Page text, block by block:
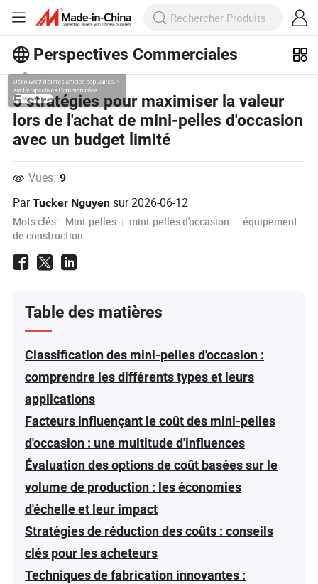
Perspectives Commerciales
Découvrez d'autres articles populaires
sur Perspectives Commerciales !
Voir Plus
5 stratégies pour maximiser la valeur
lors de l'achat de mini-pelles d'occasion
avec un budget limité
Vues: 9
ParTucker Nguyen sur2026-06-12
Mots clés: Mini-pelles mini-pelles d'occasion
équipement
de construction
Table des matières
Classification des mini-pelles d'occasion :
comprendre les différents types et leurs
applications
Facteurs influençant le coût des mini-pelles
d'occasion : une multitude d'influences
Évaluation des options de coût basées sur le
volume de production : les économies
d'échelle et leur impact
Stratégies de réduction des coûts : conseils
clés pour les acheteurs
Techniques de fabrication innovantes :